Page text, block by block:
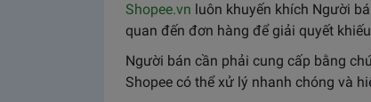
Shopee.vn luôn khuyến khích Người
quan đến đơn hàng để giải quyết
Người bán cần phải cung cấp bằng
Shopee có thể xử lý nhanh chóng và